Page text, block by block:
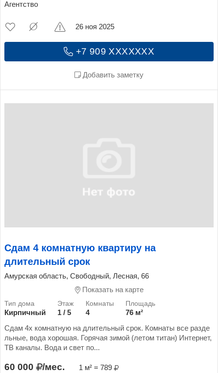
Агентство
+7 909 XXXXXXX
Добавить заметку
26 ноя 2025
Сдам 4 комнатную квартиру на
длительный срок
Амурская область, Свободный, Лесная, 66
Показать на карте
Кирпичный 1 / 5 4
76 м²
Сдам 4х комнатную на длительный срок. Комнаты все разде
льные, вода хорошая. Горячая зимой (летом титан) Интернет,
ТВ каналы. Вода и свет по...
60 000 /мес. 1 м² = 789